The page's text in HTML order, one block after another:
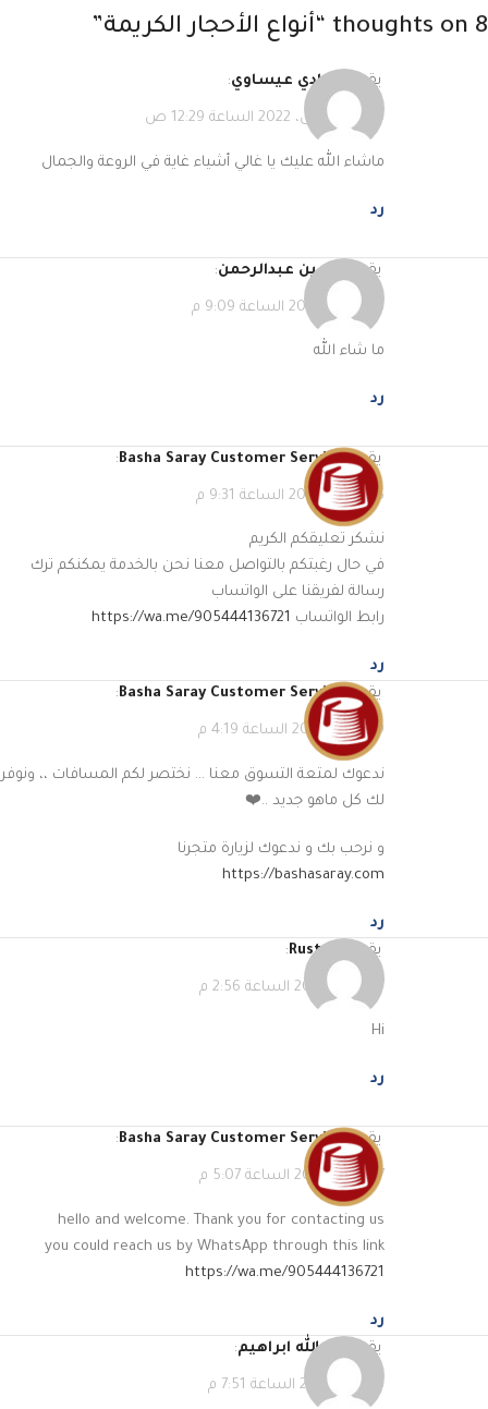
8 thoughts on “ أنواع الأحجار الكريمة”
يقول الهادي عيساوي:
28 أغسطس، 2022 الساعة 12:29 ص
ماشاء الله عليك يا غالي أشياء غاية في الروعة والجمال
رد
يقول ياسين عبدالرحمن:
25 فبراير، 2023 الساعة 9:09 م
ما شاء الله
رد
يقول Basha Saray Customer Service
:
25 فبراير، 2023 الساعة 9:31 م
نشكر تعليقكم الكريم
في حال رغبتكم بالتواصل معنا نحن بالخدمة يمكنكم ترك
رسالة لفريقنا على الواتساب
رابط الواتساب https://wa.me/905444136721
رد
يقول Basha Saray Customer Service
:
9 مارس، 2023 الساعة 4:19 م
ندعوك لمتعة التسوق معنا … نختصر لكم المسافات ،، ونوفر
لك كل ماهو جديد ..❤️
و نرحب بك و ندعوك لزيارة متجرنا
https://bashasaray.com
رد
يقول
Rustum
:
27 أبريل، 2023 الساعة 2:56 م
Hi
رد
يقول Basha Saray Customer Service
:
27 أبريل، 2023 الساعة 5:07 م
hello and welcome. Thank you for contacting us
you could reach us by WhatsApp through this link
https://wa.me/905444136721
رد
يقول
عبدالله ابراهيم:
13 مايو، 2023 الساعة 7:51 م